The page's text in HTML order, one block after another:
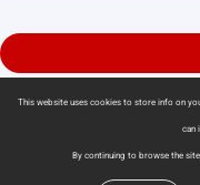
Condizioni di vendita |
This website uses cookies to store info on
can
By continuing to browse the